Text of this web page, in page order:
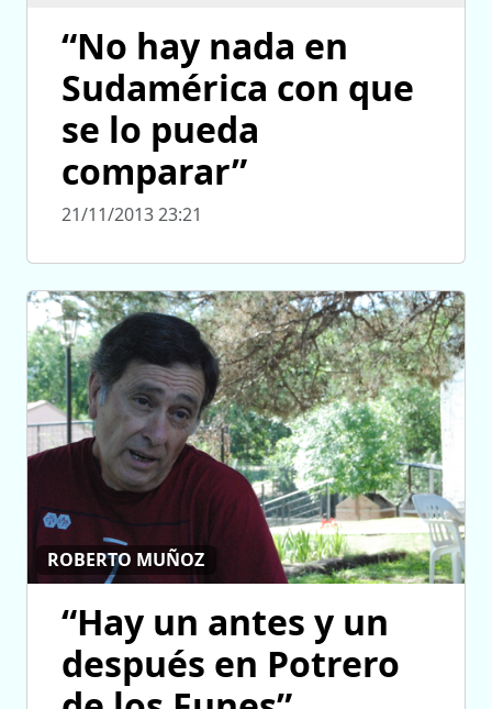
“No hay nada en
Sudamérica con que
se lo pueda
comparar”
21/11/2013 23:21
ROBERTO MUÑOZ
“Hay un antes y un
después en Potrero